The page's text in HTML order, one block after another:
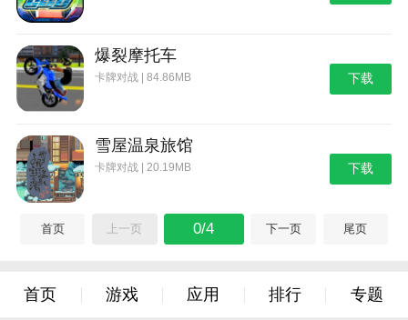
爆裂摩托车
卡牌对战 | 84.86MB 下载
雪屋温泉旅馆
卡牌对战 | 20.19MB 下载
首页 上一页 0/4 下一页 尾页
首页 游戏 应用 排行 专题